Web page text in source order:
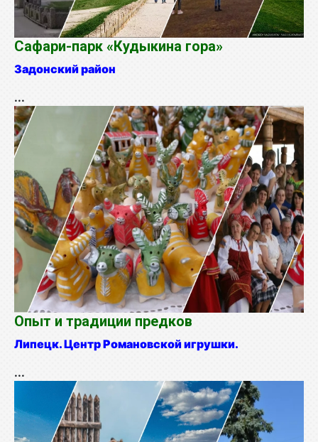
Сафари-парк «Кудыкина гора»
Задонский район
...
Опыт и традиции предков
Липецк. Центр Романовской игрушки.
...